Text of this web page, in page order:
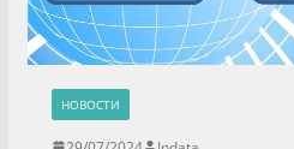
НОВОСТИ